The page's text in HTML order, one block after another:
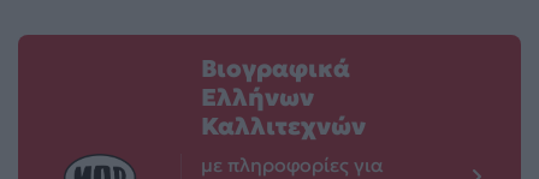
Βιογραφικά
Ελλήνων
Καλλιτεχνών
με πληροφορίες για